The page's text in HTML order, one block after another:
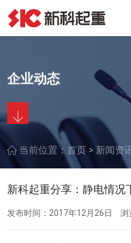
企业动态
当前位置： 首页 > 新闻资
新科起重分享：静电情况
发布时间：2017年12月26日 浏